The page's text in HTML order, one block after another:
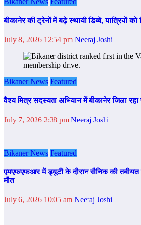
बीकानेर की ट्रेनों में बढ़े स्थायी डिब्बे, यात्रियों को
July 8, 2026 12:54 pm Neeraj Joshi
Bikaner News Featured
वैश्य मित्र सदस्यता अभियान में बीकानेर जिला
July 7, 2026 2:38 pm Neeraj Joshi
Bikaner News Featured
एमएफएफआर में ड्यूटी के दौरान सैनिक की तबीयत
मौत
July 6, 2026 10:05 am Neeraj Joshi